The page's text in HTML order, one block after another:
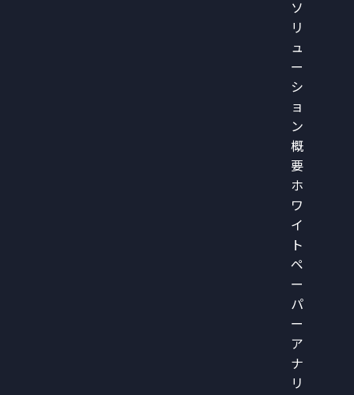
ソ
リ
ュ
ー
シ
ョ
ン
概
要
ホ
ワ
イ
ト
ペ
ー
パ
ー
ア
ナ
リ